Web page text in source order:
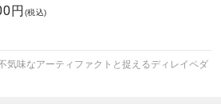
円 (税込)
気味なアーティファクトと捉えるディレイペダ